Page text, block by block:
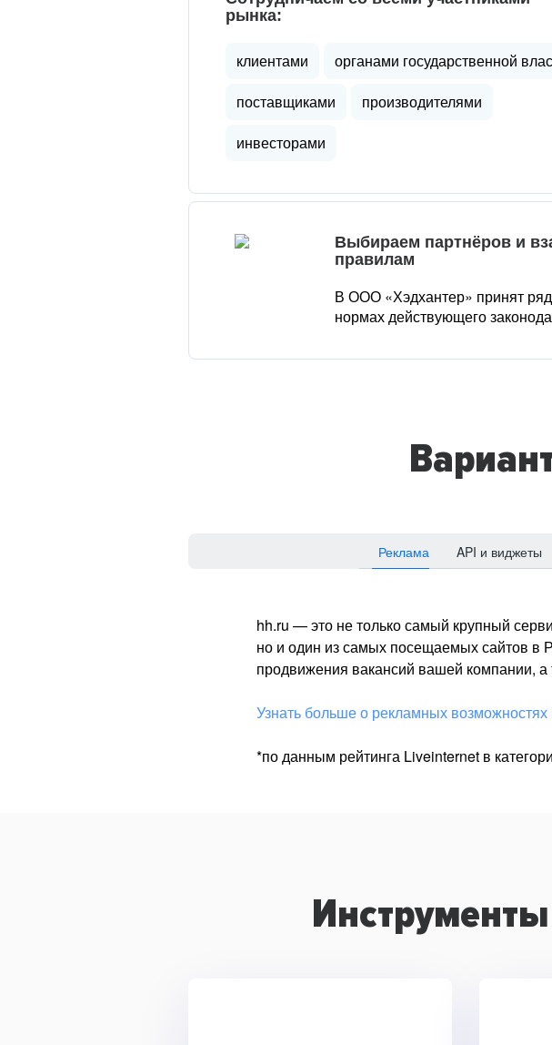
рынка:
клиентами
органами государственной
поставщиками
производителями
инвесторами
Выбираем партнёров и
правилам
В ООО «Хэдхантер» принят
нормах действующего
Реклама API и виджеты
hh.ru — это не только самый крупный
но и один из самых посещаемых сайтов в
продвижения вакансий вашей компании, а
Узнать больше о рекламных возможностях
*по данным рейтинга Liveinternet в